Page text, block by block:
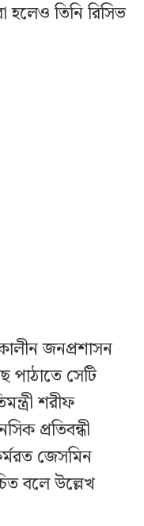
হলেও তিনি রিসিভ
জনপ্রশাসন
পাঠাতে সেটি
শরীফ
প্রতিবন্ধী
জেসমিন
বলে উল্লেখ